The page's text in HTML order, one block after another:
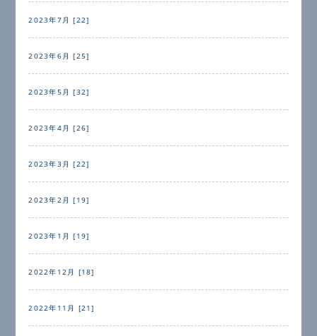
2023年7月 [22]
2023年6月 [25]
2023年5月 [32]
2023年4月 [26]
2023年3月 [22]
2023年2月 [19]
2023年1月 [19]
2022年12月 [18]
2022年11月 [21]